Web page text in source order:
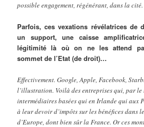
possible engagement, régénérant, dans la cité.
Parfois, ces vexations révélatrices de
un support, une caisse
légitimité là où on ne les attend
sommet de l’Etat (de droit)…
Effectivement. Google, Apple, Facebook,
l’illustration. Voilà des entreprises qui, par le
intermédiaires basées qui en Irlande qui aux
à leur devoir d’impôts sur les bénéfices dans
d’Europe, dont bien sûr la France. Or ces